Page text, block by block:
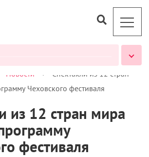
Новости >
Спектакли из 12 стран
Чеховского фестиваля
из 12 стран мира
фестиваля